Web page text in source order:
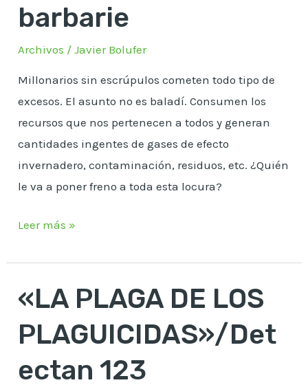
barbarie
Archivos /Javier Bolufer
Millonarios sin escrúpulos cometen todo tipo de
excesos. El asunto no es baladí. Consumen los
recursos que nos pertenecen a todos y generan
cantidades ingentes de gases de efecto
invernadero, contaminación, residuos, etc. ¿Quién
le va a poner freno a toda esta locura?
freno
a
esta
Leer más »
«LA PLAGA DE LOS
PLAGUICIDAS»/Det
ectan 123
«LA
PLAGA
DE
PLAGUICIDAS»/Detectan